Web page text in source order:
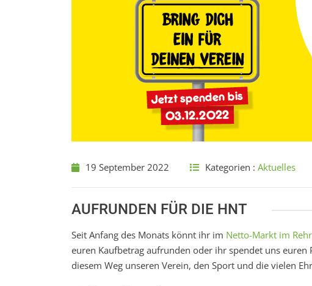
19 September 2022 Kategorien : Aktuelles
AUFRUNDEN FÜR DIE HNT
Seit Anfang des Monats könnt ihr im Netto-Markt im
euren Kaufbetrag aufrunden oder ihr spendet uns
diesem Weg unseren Verein, den Sport und die vielen